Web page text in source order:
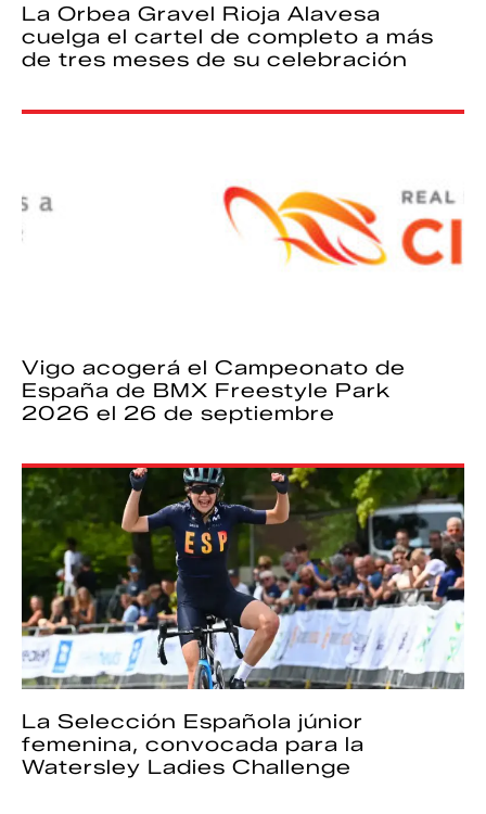
La Orbea Gravel Rioja Alavesa
cuelga el cartel de completo a más
de tres meses de su celebración
Vigo acogerá el Campeonato de
España de BMX Freestyle Park
2026 el 26 de septiembre
La Selección Española júnior
femenina, convocada para la
Watersley Ladies Challenge